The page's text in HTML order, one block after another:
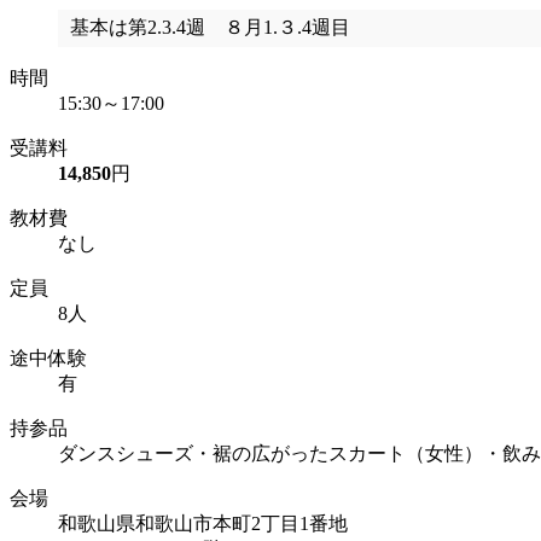
基本は第2.3.4週 ８月1.３.4週目
時間
15:30～17:00
受講料
14,850円
教材費
なし
定員
8人
途中体験
有
持参品
ダンスシューズ・裾の広がったスカート（女性）・飲
会場
和歌山県和歌山市本町2丁目1番地